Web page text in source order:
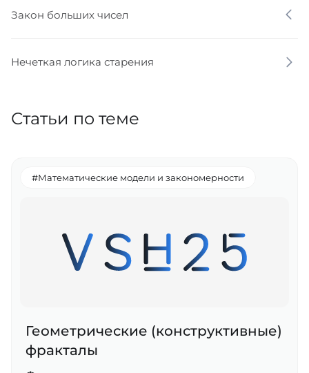
Закон больших чисел
Нечеткая логика старения
Статьи по теме
#Математические модели и закономерности
Геометрические (конструктивные)
фракталы